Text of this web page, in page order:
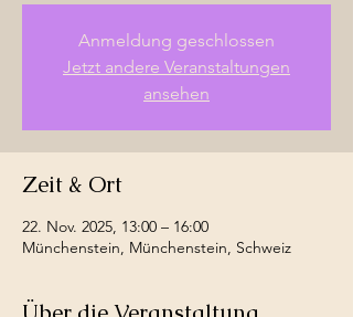
Anmeldung geschlossen
Jetzt andere Veranstaltungen
ansehen
Zeit & Ort
22. Nov. 2025, 13:00 – 16:00
Münchenstein, Münchenstein, Schweiz